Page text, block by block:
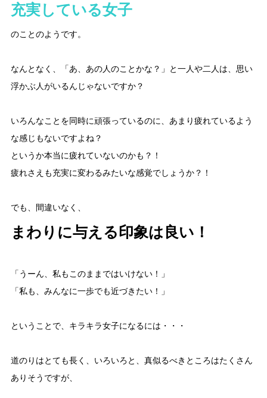
充実している女子
のことのようです。
なんとなく、「あ、あの人のことかな？」と一人や二人は、思い
浮かぶ人がいるんじゃないですか？
いろんなことを同時に頑張っているのに、あまり疲れているよう
な感じもないですよね？
というか本当に疲れていないのかも？！
疲れさえも充実に変わるみたいな感覚でしょうか？！
でも、間違いなく、
まわりに与える印象は良い！
「うーん、私もこのままではいけない！」
「私も、みんなに一歩でも近づきたい！」
ということで、キラキラ女子になるには・・・
道のりはとても長く、いろいろと、真似るべきところはたくさん
ありそうですが、